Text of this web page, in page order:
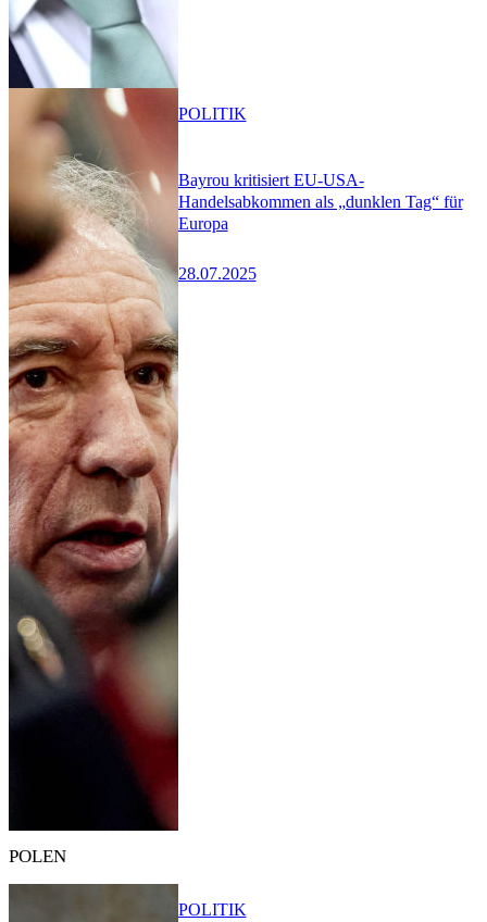
Bayrou kritisiert EU-USA-
Handelsabkommen als „dunklen Tag“ für
Europa
28.07.2025
POLITIK
POLEN
POLITIK